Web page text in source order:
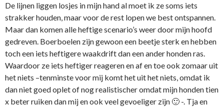
De lijnen liggen losjes in mijn hand al moet ik ze soms iets
strakker houden, maar voor de rest lopen we best ontspannen.
Maar dan komen alle heftige scenario’s weer door mijn hoofd
gedreven. Boerboelen zijn gewoon een beetje sterk en hebben
toch een iets heftigere waakdrift dan een ander honden ras.
Waardoor ze iets heftiger reageren en af en toe ook zomaar uit
het niets –tenminste voor mij komt het uit het niets, omdat ik
dan niet goed oplet of nog realistischer omdat mijn honden tien
x beter ruiken dan mij en ook veel gevoeliger zijn 🙂 -. Tja en